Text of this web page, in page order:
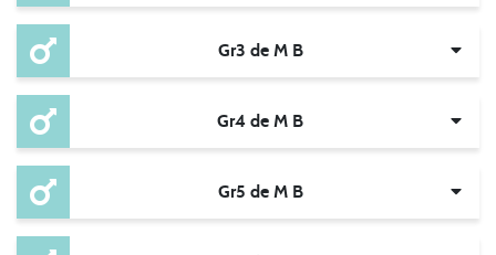
Gr3 de M B
Gr4 de M B
Gr5 de M B